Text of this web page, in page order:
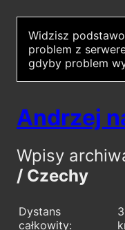
Widzisz
problem z
gdyby problem
Andrzej
Wpisy
/ Czechy
Dystans
całkowity: